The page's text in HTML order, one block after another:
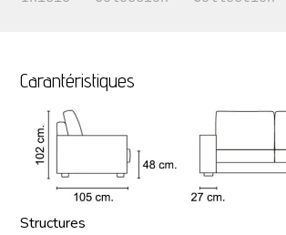
Carantéristiques
Structures